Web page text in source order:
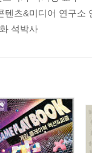
열의 의미 ─ 〈달의
텐츠&미디어 연구소
석박사